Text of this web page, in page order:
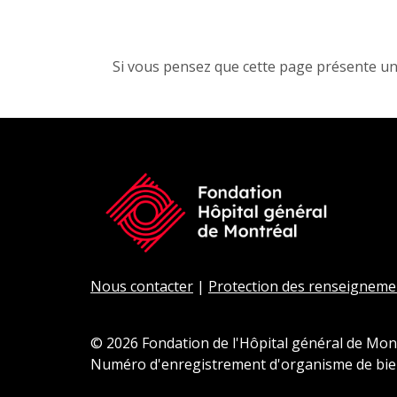
Si vous pensez que cette page présente
Nous contacter | Protection des
© 2026 Fondation de l'Hôpital général de
Numéro d'enregistrement d'organisme de